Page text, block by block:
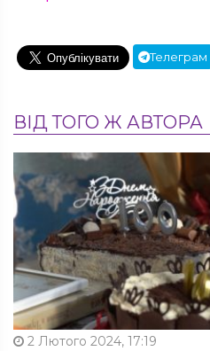
Телеграм
ВІД ТОГО Ж АВТОРА
2 Лютого 2024, 17:19